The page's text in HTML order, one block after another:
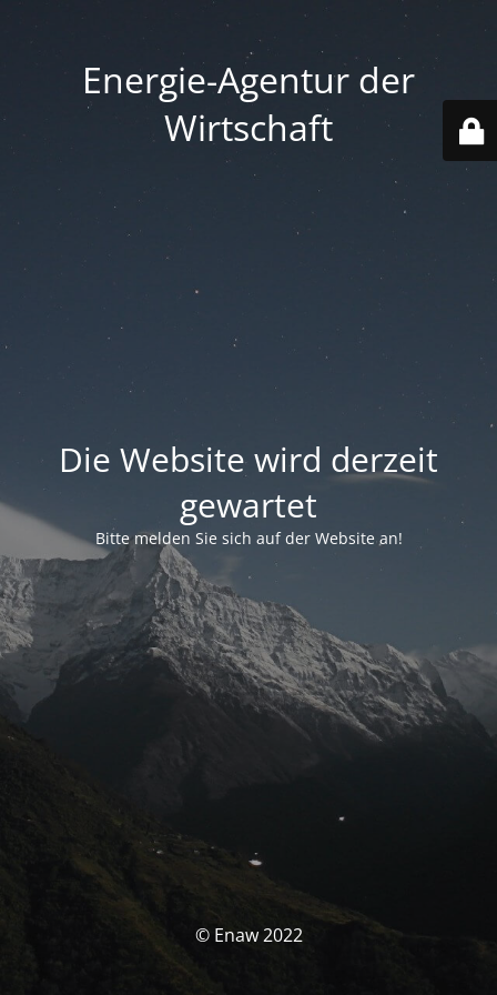
Energie-Agentur der
Wirtschaft
Die Website wird derzeit
gewartet
Bitte melden Sie sich auf der Website an!
© Enaw 2022